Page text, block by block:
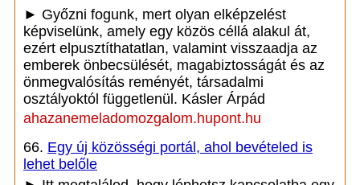
► Győzni fogunk, mert olyan elképzelést
képviselünk, amely egy közös céllá alakul át,
ezért elpusztíthatatlan, valamint visszaadja az
emberek önbecsülését, magabiztosságát és az
önmegvalósítás reményét, társadalmi
osztályoktól függetlenül. Kásler Árpád
ahazanemeladomozgalom.hupont.hu
66. Egy új közösségi portál, ahol bevételed is
lehet belőle